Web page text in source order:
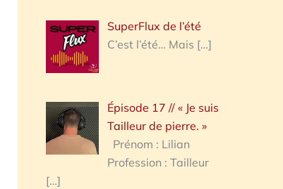
SuperFlux de l’été
C’est l’été… Mais […]
Épisode 17 // « Je suis
Tailleur de pierre. »
Prénom : Lilian
Profession : Tailleur
[…]